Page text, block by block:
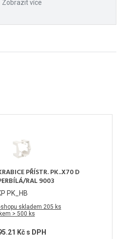
Zobrazit více
PŘÍSTR. PK..X70 D
RAL 9003
PK_HB
shopu skladem 205 ks
> 500 ks
Kč s DPH